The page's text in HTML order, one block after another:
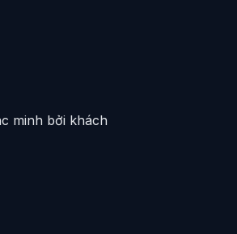
minh bởi khách